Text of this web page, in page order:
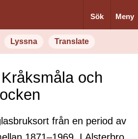
Sök Meny
Lyssna Translate
och
från en period av